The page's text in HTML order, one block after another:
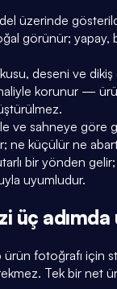
üzerinde
görünür; yapay,
deseni ve dikiş
korunur —
ve sahneye göre
ne küçülür ne
bir yönden
uyumludur.
üç
fotoğrafı için
Tek bir net